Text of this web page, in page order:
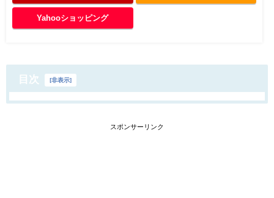
Yahooショッピング
目次 [非表示]
スポンサーリンク